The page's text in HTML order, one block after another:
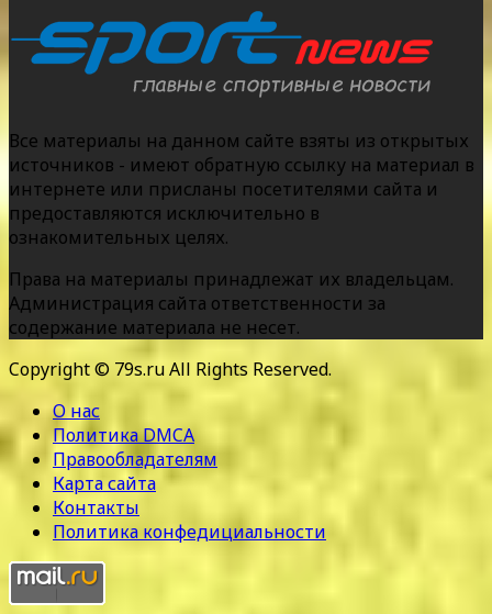
Все материалы на данном сайте взяты из открытых
источников - имеют обратную ссылку на материал в
интернете или присланы посетителями сайта и
предоставляются исключительно в
ознакомительных целях.
Права на материалы принадлежат их владельцам.
Администрация сайта ответственности за
содержание материала не несет.
Copyright © 79s.ru All Rights Reserved.
О нас
Политика DMCA
Правообладателям
Карта сайта
Контакты
Политика конфедициальности